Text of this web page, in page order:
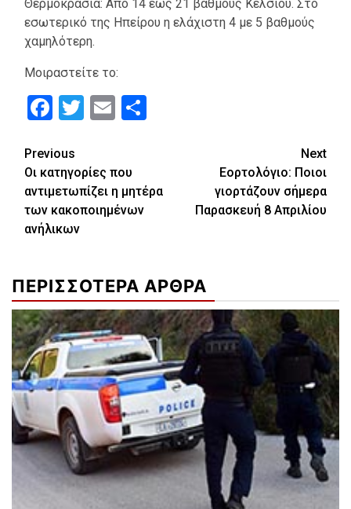
Θερμοκρασία: Από 14 έως 21 βαθμούς Κελσίου. Στο
εσωτερικό της Ηπείρου η ελάχιστη 4 με 5 βαθμούς
χαμηλότερη.
Μοιραστείτε το:
Facebook
Twitter
Email
Continue
Reading
Previous
Οι κατηγορίες που
αντιμετωπίζει η μητέρα
των κακοποιημένων
ανήλικων
Next
Εορτολόγιο: Ποιοι
γιορτάζουν σήμερα
Παρασκευή 8 Απριλίου
ΠΕΡΙΣΣΟΤΕΡΑ ΑΡΘΡΑ